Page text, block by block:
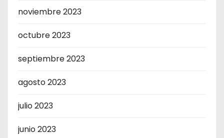
noviembre 2023
octubre 2023
septiembre 2023
agosto 2023
julio 2023
junio 2023